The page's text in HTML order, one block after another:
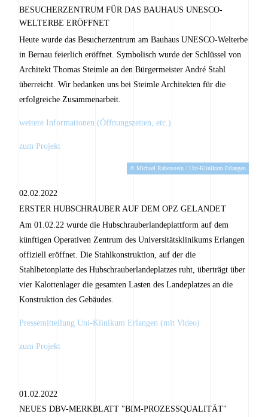
BESUCHERZENTRUM FÜR DAS BAUHAUS UNESCO-
WELTERBE ERÖFFNET
Heute wurde das Besucherzentrum am Bauhaus UNESCO-Welterbe
in Bernau feierlich eröffnet. Symbolisch wurde der Schlüssel von
Architekt Thomas Steimle an den Bürgermeister André Stahl
überreicht. Wir bedanken uns bei Steimle Architekten für die
erfolgreiche Zusammenarbeit.
weitere Informationen (Öffnungszeiten, etc.)
zum Projekt
© Michael Rabenstein / Uni-Klinikum Erlangen
02.02.2022
ERSTER HUBSCHRAUBER AUF DEM OPZ GELANDET
Am 01.02.22 wurde die Hubschrauberlandeplattform auf dem
künftigen Operativen Zentrum des Universitätsklinikums Erlangen
offiziell eröffnet. Die Stahlkonstruktion, auf der die
Stahlbetonplatte des Hubschrauberlandeplatzes ruht, überträgt über
vier Kalottenlager die gesamten Lasten des Landeplatzes an die
Konstruktion des Gebäudes.
Pressemitteilung Uni-Klinikum Erlangen (mit Video)
zum Projekt
01.02.2022
NEUES DBV-MERKBLATT "BIM-PROZESSQUALITÄT"